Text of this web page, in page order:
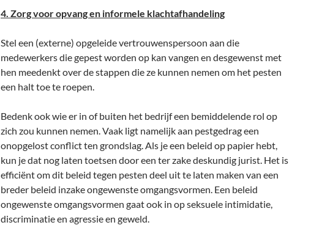
4. Zorg voor opvang en informele klachtafhandeling
Stel een (externe) opgeleide vertrouwenspersoon aan die
medewerkers die gepest worden op kan vangen en desgewenst met
hen meedenkt over de stappen die ze kunnen nemen om het pesten
een halt toe te roepen.
Bedenk ook wie er in of buiten het bedrijf een bemiddelende rol op
zich zou kunnen nemen. Vaak ligt namelijk aan pestgedrag een
onopgelost conflict ten grondslag. Als je een beleid op papier hebt,
kun je dat nog laten toetsen door een ter zake deskundig jurist. Het is
efficiënt om dit beleid tegen pesten deel uit te laten maken van een
breder beleid inzake ongewenste omgangsvormen. Een beleid
ongewenste omgangsvormen gaat ook in op seksuele intimidatie,
discriminatie en agressie en geweld.